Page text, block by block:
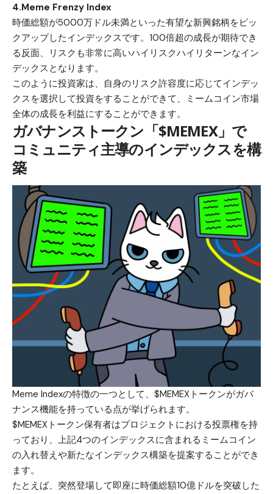
4.Meme Frenzy Index
時価総額が5000万ドル未満といった有望な新興銘柄をピッ
クアップしたインデックスです。100倍超の成長が期待でき
る反面、リスクも非常に高いハイリスクハイリターンなイン
デックスとなります。
このように投資家は、自身のリスク許容度に応じてインデッ
クスを選択して投資をすることができて、ミームコイン市場
全体の成長を利益にすることができます。
ガバナンストークン「$MEMEX」で
コミュニティ主導のインデックスを構
築
Meme Indexの特徴の一つとして、$MEMEXトークンがガバ
ナンス機能を持っている点が挙げられます。
$MEMEXトークン保有者はプロジェクトにおける投票権を持
っており、上記4つのインデックスに含まれるミームコイン
の入れ替えや新たなインデックス構築を提案することができ
ます。
たとえば、突然登場して即座に時価総額10億ドルを突破した